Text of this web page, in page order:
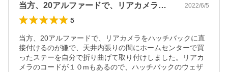
当方、20アルファードで、リアカメラを… 2022/6/5
5
当方、20アルファードで、リアカメラをハッチバックに直
接付けるのが嫌で、天井内張りの間にホームセンターで買
ったステーを自分で折り曲げて取り付けしました。リアカ
メラのコードが１０mもあるので、ハッチバックのウェザ